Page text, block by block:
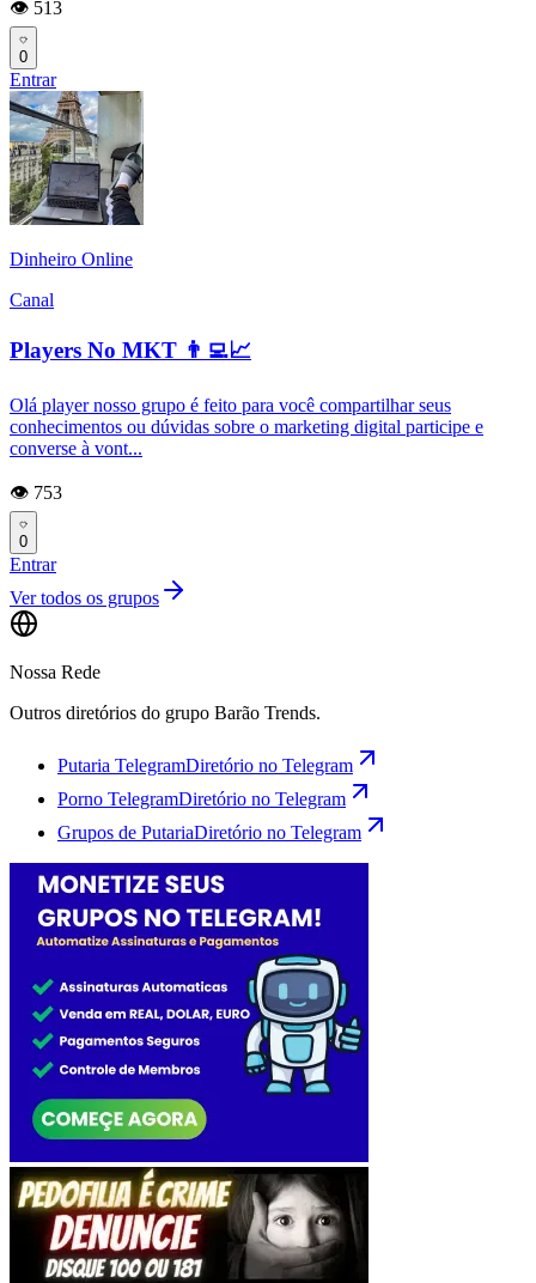
👁️ 513
0
Entrar
Dinheiro Online
Canal
Players No MKT 👨‍💻📈
Olá player nosso grupo é feito para você compartilhar seus
conhecimentos ou dúvidas sobre o marketing digital participe e
converse à vont...
👁️ 753
0
Entrar
Ver todos os grupos
Nossa Rede
Outros diretórios do grupo Barão Trends.
Putaria TelegramDiretório no Telegram
Porno TelegramDiretório no Telegram
Grupos de PutariaDiretório no Telegram